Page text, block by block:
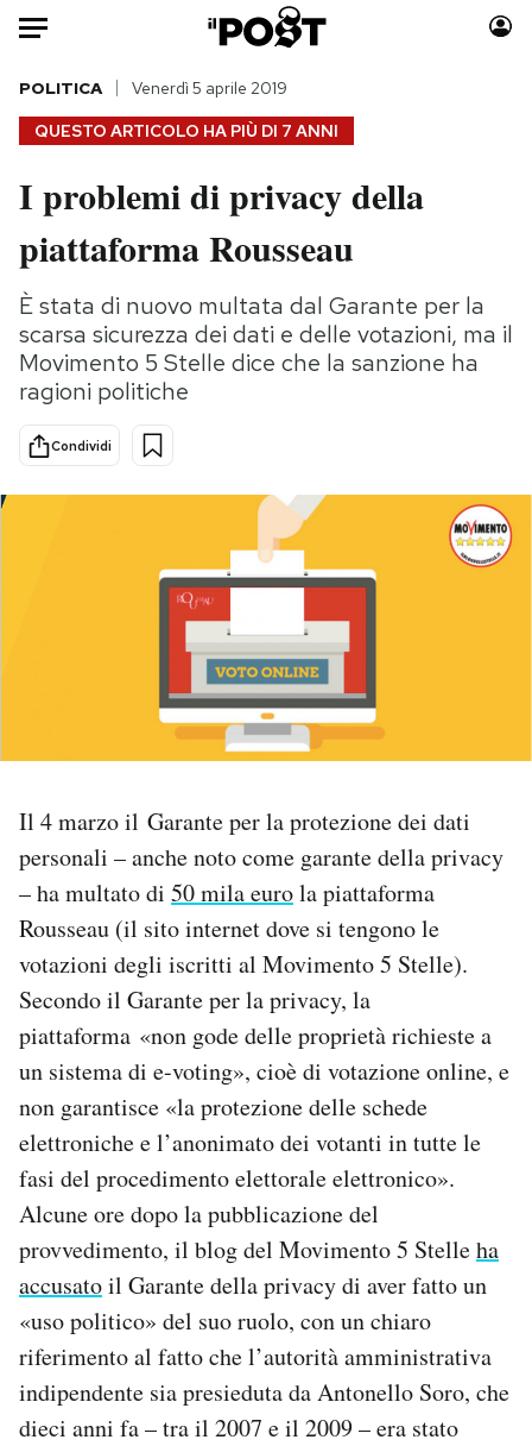
Auto
HOME
Italia
Politica
Tecnologia
Internet
Scienza
Cultura
Economia
Moda
Consumismi
Storie/Idee
Ok Boomer!
Media
I MIEI PREFERITI
SHOP
CALENDARIO
AREA PERSONALE
Notifiche mobile
Regala il Post
Hai bisogno di aiuto?
Esci
QUESTO ARTICOLO HA PIÙ DI 7 ANNI
POLITICA Venerdì 5 aprile 2019
I problemi di privacy della
piattaforma Rousseau
È stata di nuovo multata dal Garante per la
scarsa sicurezza dei dati e delle votazioni, ma il
Movimento 5 Stelle dice che la sanzione ha
ragioni politiche
Condividi
Il 4 marzo il Garante per la protezione dei dati
personali – anche noto come garante della privacy
– ha multato di 50 mila eurola piattaforma
Rousseau (il sito internet dove si tengono le
votazioni degli iscritti al Movimento 5 Stelle).
Secondo il Garante per la privacy, la
piattaforma «non gode delle proprietà richieste a
un sistema di e-voting», cioè di votazione online, e
non garantisce «la protezione delle schede
elettroniche e l’anonimato dei votanti in tutte le
fasi del procedimento elettorale elettronico».
Alcune ore dopo la pubblicazione del
provvedimento, il blog del Movimento 5 Stelleha
accusatoil Garante della privacy di aver fatto un
«uso politico» del suo ruolo, con un chiaro
riferimento al fatto che l’autorità amministrativa
indipendente sia presieduta da Antonello Soro, che
dieci anni fa – tra il 2007 e il 2009 – era stato